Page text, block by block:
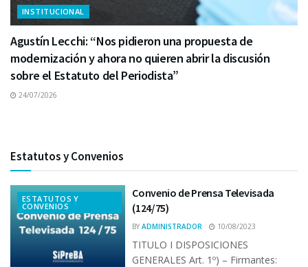
INSTITUCIONAL
Agustín Lecchi: “Nos pidieron una propuesta de
modernización y ahora no quieren abrir la discusión
sobre el Estatuto del Periodista”
24/07/2026
Estatutos y Convenios
ESTATUTOS Y
CONVENIOS
Convenio de Prensa Televisada
(124/75)
BY ADMINISTRADOR 10/08/2023
TITULO I DISPOSICIONES
GENERALES Art. 1º) – Firmantes: